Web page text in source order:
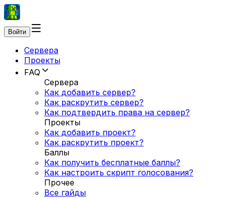
Войти
Сервера
Проекты
FAQ
Сервера
Как добавить сервер?
Как раскрутить сервер?
Как подтвердить права на сервер?
Проекты
Как добавить проект?
Как раскрутить проект?
Баллы
Как получить бесплатные баллы?
Как настроить скрипт голосования?
Прочее
Все гайды